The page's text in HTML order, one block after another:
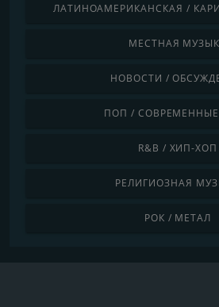
ЛАТИНОАМЕРИКАНСКАЯ /
МЕСТНАЯ
НОВОСТИ /
ПОП /
R&B / ХИП-ХОП
РЕЛИГИОЗНАЯ
РОК / МЕТАЛ